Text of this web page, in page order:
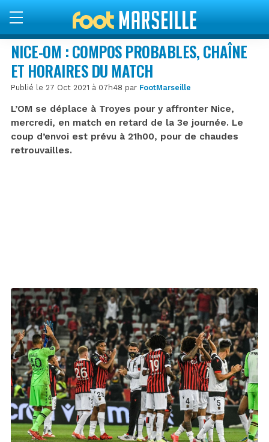
NICE-OM : COMPOS PROBABLES, CHAÎNE
ET HORAIRES DU MATCH
Publié le 27 Oct 2021 à 07h48 par FootMarseille
L’OM se déplace à Troyes pour y affronter Nice,
mercredi, en match en retard de la 3e journée. Le
coup d’envoi est prévu à 21h00, pour de chaudes
retrouvailles.